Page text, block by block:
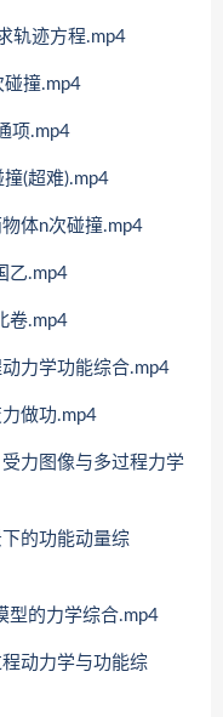
迹方程.mp4
撞.mp4
项.mp4
(超难).mp4
体n次碰撞.mp4
.mp4
.mp4
力学功能综合.mp4
做功.mp4
力图像与多过程力学
的功能动量综
的力学综合.mp4
动力学与功能综